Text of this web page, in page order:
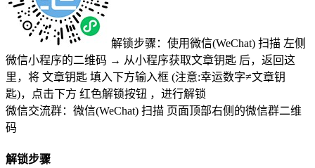
解锁步骤：使用微信(WeChat) 扫描 左侧
微信小程序的二维码 → 从小程序获取文章钥匙 后，返回这
里，将 文章钥匙 填入下方输入框 (注意:幸运数字≠文章钥
匙)，点击下方 红色解锁按钮 ，进行解锁
微信交流群：微信(WeChat) 扫描 页面顶部右侧的微信群二维
码
解锁步骤